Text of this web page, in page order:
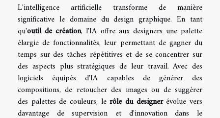
L'intelligence artificielle transforme de manière
significative le domaine du design graphique. En tant
qu'outil de création, l'IA offre aux designers une palette
élargie de fonctionnalités, leur permettant de gagner du
temps sur des tâches répétitives et de se concentrer sur
des aspects plus stratégiques de leur travail. Avec des
logiciels équipés d'IA capables de générer des
compositions, de retoucher des images ou de suggérer
des palettes de couleurs, lerôle du designerévolue vers
davantage de supervision et d'innovation dans le